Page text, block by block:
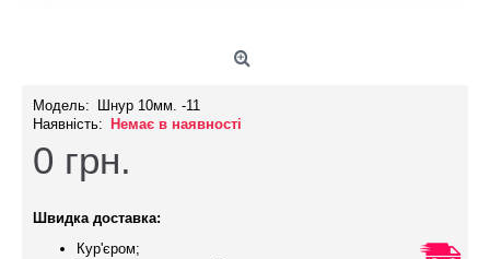
Модель:
Шнур 10мм. -11
Наявність:
Немає в наявності
0 грн.
Швидка доставка:
Кур'єром;